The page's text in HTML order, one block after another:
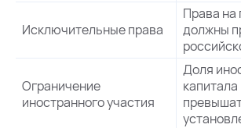
Исключительные права
Права на
должны
Ограничение
иностранного участия
Доля